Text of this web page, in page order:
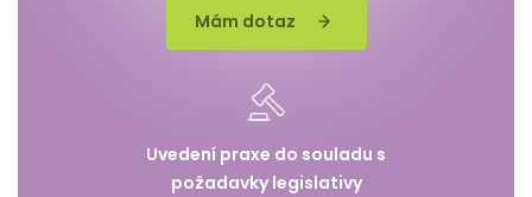
Mám dotaz
Uvedení praxe do souladu s
požadavky legislativy